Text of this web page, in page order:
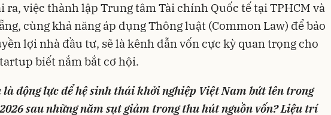
ra, việc thành lập Trung tâm Tài chính Quốc tế tại TPHCM và
cùng khả năng áp dụng Thông luật (Common Law) để bảo
lợi nhà đầu tư, sẽ là kênh dẫn vốn cực kỳ quan trọng cho
biết nắm bắt cơ hội.
là động lực để hệ sinh thái khởi nghiệp Việt Nam bứt lên trong
sau những năm sụt giảm trong thu hút nguồn vốn? Liệu trí